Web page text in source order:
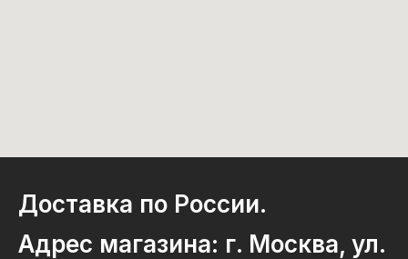
Доставка по России.
Адрес магазина: г. Москва, ул.